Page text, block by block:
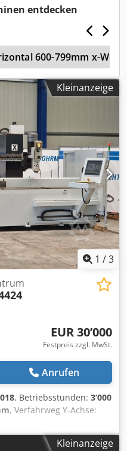
X 1800 mm Y 1000
mm
entdecken
600-799mm x-Weg
Kleinanzeige
1 /3
EUR 30’000
Festpreis zzgl. MwSt.
Anrufen
, Betriebsstunden: 3’000
, Verfahrweg Y-Achse:
min, Eilgang Z-Achse:6
, Spindeldrehzahl (min.):
Kleinanzeige